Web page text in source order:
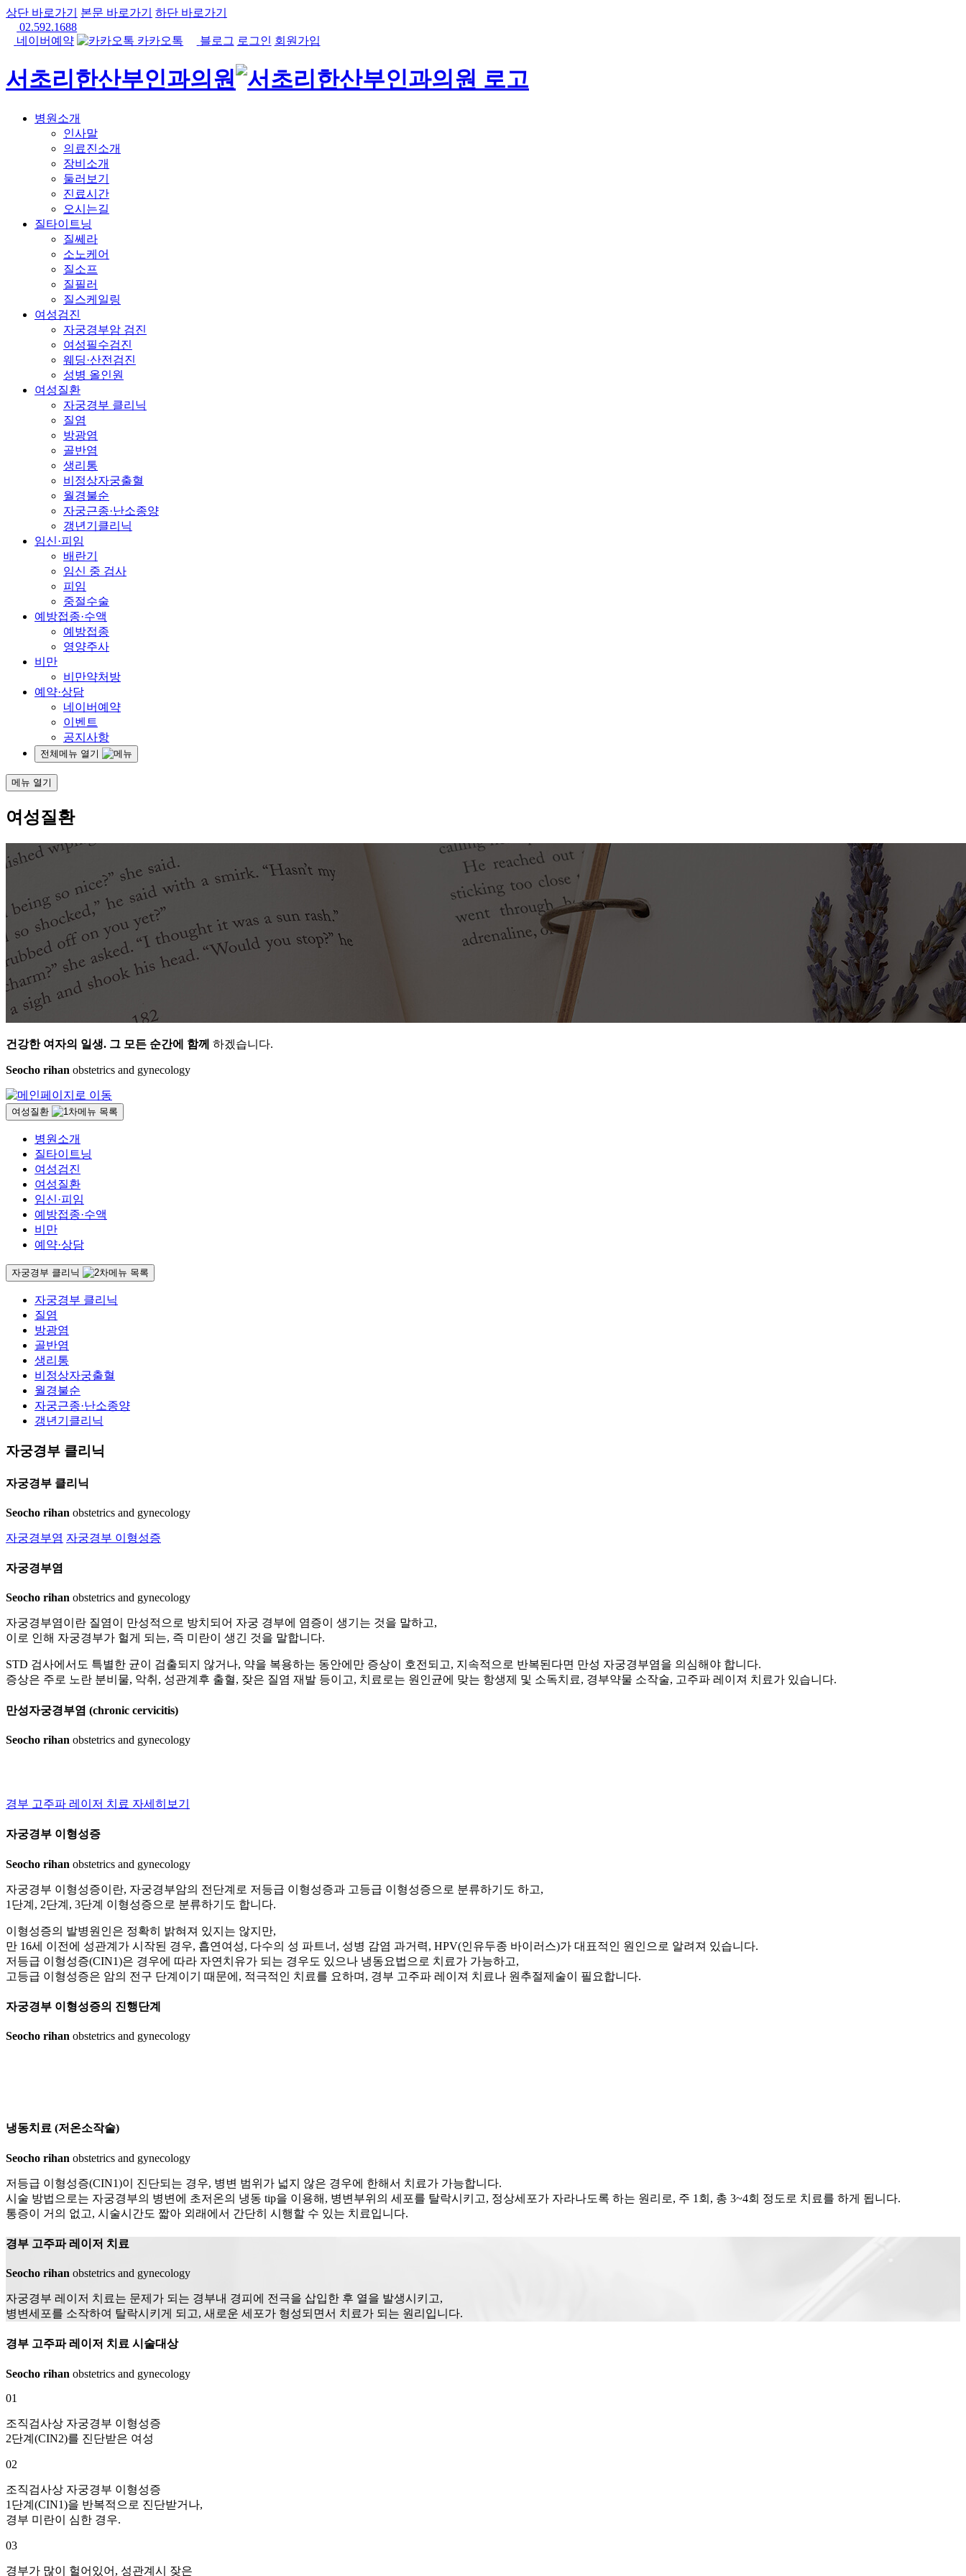
상단 바로가기 본문 바로가기
하단 바로가기
02.592.1688
네이버예약
카카오톡 블로그 로그인 회원가입
서초리한산부인과의원
병원소개
인사말
의료진소개
장비소개
둘러보기
진료시간
오시는길
질타이트닝
질쎄라
소노케어
질소프
질필러
질스케일링
여성검진
자궁경부암 검진
여성필수검진
웨딩·산전검진
성병 올인원
여성질환
자궁경부 클리닉
질염
방광염
골반염
생리통
비정상자궁출혈
월경불순
자궁근종·난소종양
갱년기클리닉
임신·피임
배란기
임신 중 검사
피임
중절수술
예방접종·수액
예방접종
영양주사
비만
비만약처방
예약·상담
네이버예약
이벤트
공지사항
전체메뉴 열기
메뉴 열기
여성질환
건강한 여자의 일생. 그 모든 순간에 함께 하겠습니다.
Seocho rihan obstetrics and gynecology
여성질환
병원소개
질타이트닝
여성검진
여성질환
임신·피임
예방접종·수액
비만
예약·상담
자궁경부 클리닉
자궁경부 클리닉
질염
방광염
골반염
생리통
비정상자궁출혈
월경불순
자궁근종·난소종양
갱년기클리닉
자궁경부 클리닉
자궁경부 클리닉
Seocho rihan obstetrics and gynecology
자궁경부염 자궁경부 이형성증
자궁경부염
Seocho rihan obstetrics and gynecology
자궁경부염이란 질염이 만성적으로 방치되어 자궁 경부에 염증이 생기는 것을 말하고,
이로 인해 자궁경부가 헐게 되는, 즉 미란이 생긴 것을 말합니다.
STD 검사에서도 특별한 균이 검출되지 않거나, 약을 복용하는 동안에만 증상이 호전되고, 지속적으로 반복된다면 만성 자궁경부염을 의심해야 합니다.
증상은 주로 노란 분비물, 악취, 성관계후 출혈, 잦은 질염 재발 등이고, 치료로는 원인균에 맞는 항생제 및 소독치료, 경부약물 소작술, 고주파 레이져 치료가 있습니다.
만성자궁경부염 (chronic cervicitis)
Seocho rihan obstetrics and gynecology
경부 고주파 레이저 치료 자세히보기
자궁경부 이형성증
Seocho rihan obstetrics and gynecology
자궁경부 이형성증이란, 자궁경부암의 전단계로 저등급 이형성증과 고등급 이형성증으로 분류하기도 하고,
1단계, 2단계, 3단계 이형성증으로 분류하기도 합니다.
이형성증의 발병원인은 정확히 밝혀져 있지는 않지만,
만 16세 이전에 성관계가 시작된 경우, 흡연여성, 다수의 성 파트너, 성병 감염 과거력, HPV(인유두종 바이러스)가 대표적인 원인으로 알려져 있습니다.
저등급 이형성증(CIN1)은 경우에 따라 자연치유가 되는 경우도 있으나 냉동요법으로 치료가 가능하고,
고등급 이형성증은 암의 전구 단계이기 때문에, 적극적인 치료를 요하며, 경부 고주파 레이져 치료나 원추절제술이 필요합니다.
자궁경부 이형성증의 진행단계
Seocho rihan obstetrics and gynecology
냉동치료 (저온소작술)
Seocho rihan obstetrics and gynecology
저등급 이형성증(CIN1)이 진단되는 경우, 병변 범위가 넓지 않은 경우에 한해서 치료가 가능합니다.
시술 방법으로는 자궁경부의 병변에 초저온의 냉동 tip을 이용해, 병변부위의 세포를 탈락시키고, 정상세포가 자라나도록 하는 원리로, 주 1회, 총 3~4회 정도로 치료를 하게 됩니다.
통증이 거의 없고, 시술시간도 짧아 외래에서 간단히 시행할 수 있는 치료입니다.
경부 고주파 레이저 치료
Seocho rihan obstetrics and gynecology
자궁경부 레이저 치료는 문제가 되는 경부내 경피에 전극을 삽입한 후 열을 발생시키고,
병변세포를 소작하여 탈락시키게 되고, 새로운 세포가 형성되면서 치료가 되는 원리입니다.
경부 고주파 레이저 치료 시술대상
Seocho rihan obstetrics and gynecology
01
조직검사상 자궁경부 이형성증
2단계(CIN2)를 진단받은 여성
02
조직검사상 자궁경부 이형성증
1단계(CIN1)을 반복적으로 진단받거나,
경부 미란이 심한 경우.
03
경부가 많이 헐어있어, 성관계시 잦은